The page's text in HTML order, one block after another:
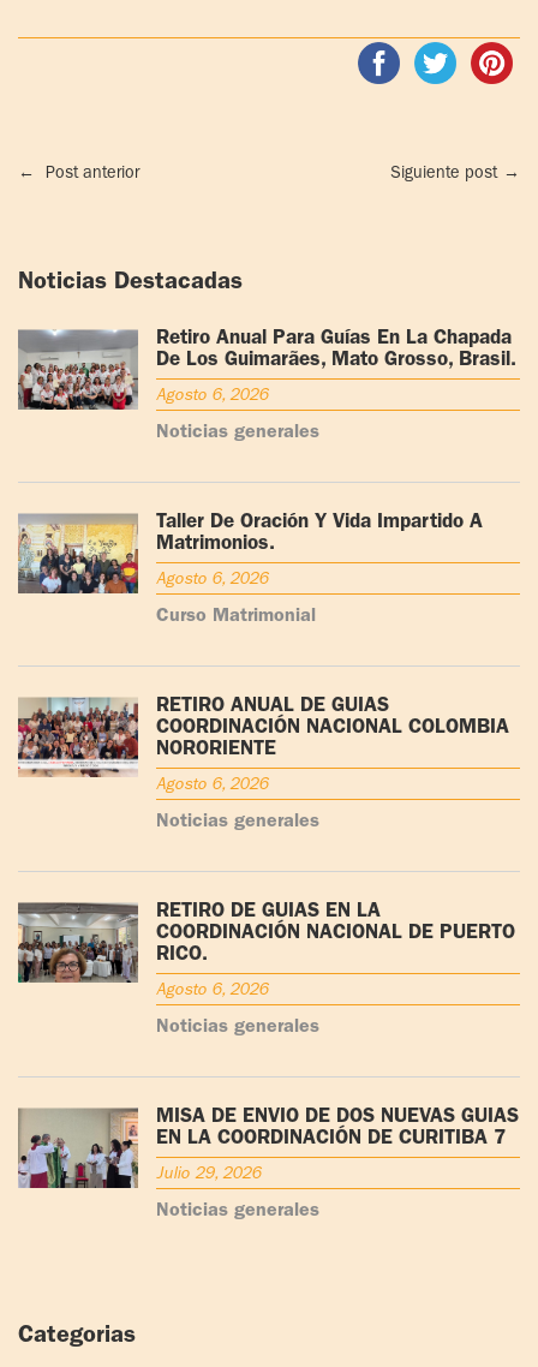
← Post anterior Siguiente post →
Noticias Destacadas
Retiro Anual Para Guías En La Chapada
De Los Guimarães, Mato Grosso, Brasil.
Agosto 6, 2026
Noticias generales
Taller De Oración Y Vida Impartido A
Matrimonios.
Agosto 6, 2026
Curso Matrimonial
RETIRO ANUAL DE GUÍAS
COORDINACIÓN NACIONAL COLOMBIA
NORORIENTE
Agosto 6, 2026
Noticias generales
RETIRO DE GUÍAS EN LA
COORDINACIÓN NACIONAL DE PUERTO
RICO.
Agosto 6, 2026
Noticias generales
MISA DE ENVÍO DE DOS NUEVAS GUÍAS
EN LA COORDINACIÓN DE CURITIBA 7
Julio 29, 2026
Noticias generales
Categorias